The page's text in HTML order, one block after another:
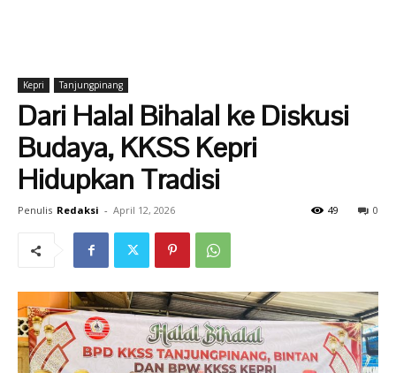
Kepri Tanjungpinang
Dari Halal Bihalal ke Diskusi
Budaya, KKSS Kepri
Hidupkan Tradisi
Penulis Redaksi - April 12, 2026 0
49